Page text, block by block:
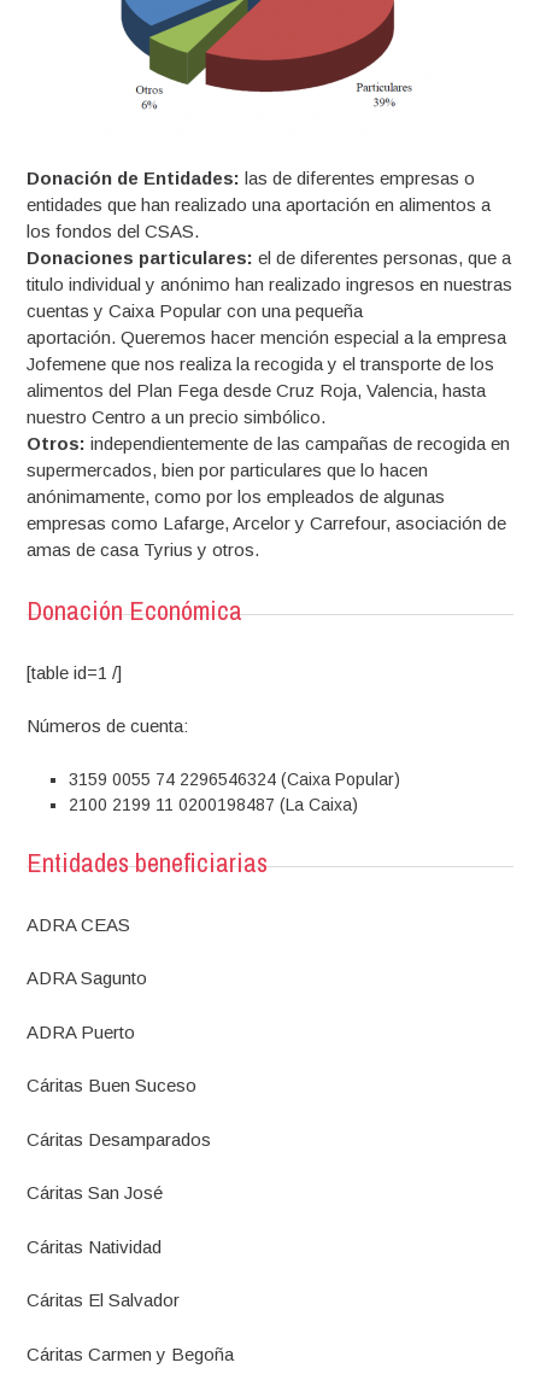
Donación de Entidades: las de diferentes empresas o
entidades que han realizado una aportación en alimentos a
los fondos del CSAS.
Donaciones particulares: el de diferentes personas, que a
titulo individual y anónimo han realizado ingresos en nuestras
cuentas y Caixa Popular con una pequeña
aportación. Queremos hacer mención especial a la empresa
Jofemene que nos realiza la recogida y el transporte de los
alimentos del Plan Fega desde Cruz Roja, Valencia, hasta
nuestro Centro a un precio simbólico.
Otros: independientemente de las campañas de recogida en
supermercados, bien por particulares que lo hacen
anónimamente, como por los empleados de algunas
empresas como Lafarge, Arcelor y Carrefour, asociación de
amas de casa Tyrius y otros.
Donación Económica
[table id=1 /]
Números de cuenta:
3159 0055 74 2296546324 (Caixa Popular)
2100 2199 11 0200198487 (La Caixa)
Entidades beneficiarias
ADRA CEAS
ADRA Sagunto
ADRA Puerto
Cáritas Buen Suceso
Cáritas Desamparados
Cáritas San José
Cáritas Natividad
Cáritas El Salvador
Cáritas Carmen y Begoña